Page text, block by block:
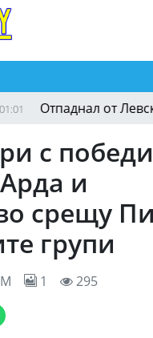
Отпаднал от Левски
с
и
срещу
групи
1 295